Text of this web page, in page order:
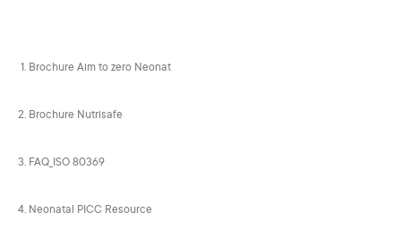
1. Brochure Aim to zero Neonat
2. Brochure Nutrisafe
3. FAQ_ISO 80369
4. Neonatal PICC Resource